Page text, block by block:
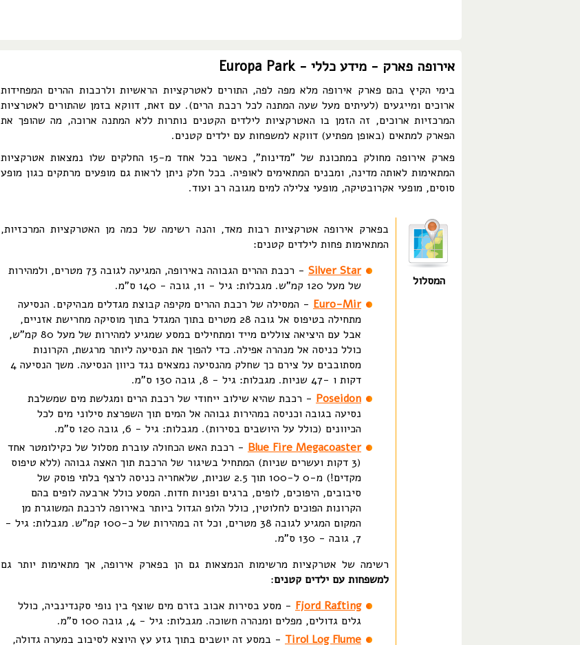
אירופה פארק - מידע כללי - Europa Park
בימי הקיץ בהם פארק אירופה מלא מפה לפה, התורים לאטרקציות הראשיות ולרכבות ההרים המפחידות
ארוכים ומייגעים (לעיתים מעל שעה המתנה לכל רכבת הרים). עם זאת, דווקא בזמן שהתורים לאטרציות
המרכזיות ארוכים, זה הזמן בו האטרקציות לילדים הקטנים נותרות ללא המתנה ארוכה, מה שהופך את
הפארק למתאים (באופן מפתיע) דווקא למשפחות עם ילדים קטנים.
פארק אירופה מחולק במתכונת של "מדינות", כאשר בכל אחד מ-15 החלקים שלו נמצאות אטרקציות
המתאימות לאותה מדינה, ומבנים המתאימים לאופיה. בכל חלק ניתן לראות גם מופעים מרתקים כגון מופע
סוסים, מופעי אקרובטיקה, מופעי צלילה למים מגובה רב ועוד.
המסלול
בפארק אירופה אטרקציות רבות מאד, והנה רשימה של כמה מן האטרקציות המרכזיות,
המתאימות פחות לילדים קטנים:
Silver Star
- רכבת ההרים הגבוהה באירופה, המגיעה לגובה 73 מטרים, ולמהירות
של מעל 120 קמ"ש. מגבלות: גיל - 11, גובה - 140 ס"מ.
Euro-Mir - המסילה של רכבת ההרים מקיפה קבוצת מגדלים מבהיקים. הנסיעה
מתחילה בטיפוס אל גובה 28 מטרים בתוך המגדל בתוך מוסיקה מחרישת אזניים,
אבל עם היציאה צוללים מייד ומתחילים במסע שמגיע למהירות של מעל 80 קמ"ש,
כולל כניסה אל מנהרה אפילה. כדי להפוך את הנסיעה ליותר מרגשת, הקרונות
מסתובבים על צירם כך שחלק מהנסיעה נמצאים נגד כיוון הנסיעה. משך הנסיעה 4
דקות ו -47 שניות. מגבלות: גיל - 8, גובה 130 ס"מ.
Poseidon - רכבת שהיא שילוב ייחודי של רכבת הרים ומגלשת מים שמשלבת
נסיעה בגובה וכניסה במהירות גבוהה אל המים תוך השפרצת סילוני מים לכל
הכיוונים (כולל על היושבים בסירות). מגבלות: גיל - 6, גובה 120 ס"מ.
Blue Fire Megacoaster - רכבת האש הכחולה עוברת מסלול של כקילומטר אחד
(3 דקות ועשרים שניות) המתחיל בשיגור של הרכבת תוך האצה גבוהה (ללא טיפוס
מקדים!) מ-0 ל-100 תוך 2.5 שניות, שלאחריה כניסה לרצף בלתי פוסק של
סיבובים, היפוכים, לופים, ברגים ופניות חדות. המסע כולל ארבעה לופים בהם
הקרונות הפוכים לחלוטין, כולל הלופ הגדול ביותר באירופה לרכבת המשוגרת מן
המקום המגיע לגובה 38 מטרים, וכל זה במהירות של כ-100 קמ"ש. מגבלות: גיל -
7, גובה - 130 ס"מ.
רשימה של אטרקציות מרשימות הנמצאות גם הן בפארק אירופה, אך מתאימות יותר גם
למשפחות עם ילדים קטנים:
Fjord Rafting - מסע בסירות אבוב בזרם מים שוצף בין נופי סקנדינביה, כולל
גלים גדולים, מפלים ומנהרה חשוכה. מגבלות: גיל - 4, גובה 100 ס"מ.
Tirol Log Flume - במסע זה יושבים בתוך גזע עץ היוצא לסיבוב במערה גדולה,